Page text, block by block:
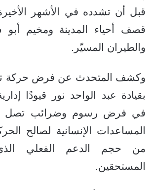
قبل أن تشدده في الأشهر
قصف أحياء المدينة ومخيم أبو
والطيران المسيّر.
وكشف المتحدث عن فرض حركة
بقيادة عبد الواحد نور قيودًا
المساعدات الإنسانية لصالح
من حجم الدعم الفعلي
المستحقين.